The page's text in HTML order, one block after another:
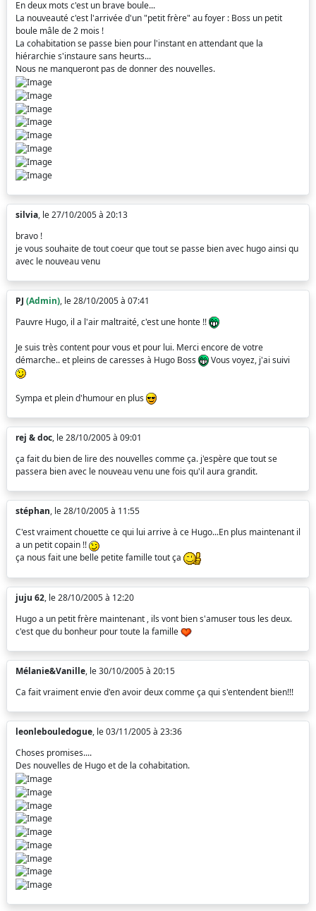
En deux mots c'est un brave boule...
La nouveauté c'est l'arrivée d'un "petit frère" au foyer : Boss un petit
boule mâle de 2 mois !
La cohabitation se passe bien pour l'instant en attendant que la
hiérarchie s'instaure sans heurts...
Nous ne manqueront pas de donner des nouvelles.
silvia, le 27/10/2005 à 20:13
bravo !
je vous souhaite de tout coeur que tout se passe bien avec hugo ainsi qu
avec le nouveau venu
PJ (Admin), le 28/10/2005 à 07:41
Pauvre Hugo, il a l'air maltraité, c'est une honte !!
Je suis très content pour vous et pour lui. Merci encore de votre
démarche.. et pleins de caresses à Hugo Boss
Vous voyez, j'ai suivi
Sympa et plein d'humour en plus
rej & doc, le 28/10/2005 à 09:01
ça fait du bien de lire des nouvelles comme ça. j'espère que tout se
passera bien avec le nouveau venu une fois qu'il aura grandit.
stéphan, le 28/10/2005 à 11:55
C'est vraiment chouette ce qui lui arrive à ce Hugo...En plus maintenant il
a un petit copain !!
ça nous fait une belle petite famille tout ça
juju 62, le 28/10/2005 à 12:20
Hugo a un petit frère maintenant , ils vont bien s'amuser tous les deux.
c'est que du bonheur pour toute la famille
Mélanie&Vanille, le 30/10/2005 à 20:15
Ca fait vraiment envie d'en avoir deux comme ça qui s'entendent bien!!!
leonlebouledogue, le 03/11/2005 à 23:36
Choses promises....
Des nouvelles de Hugo et de la cohabitation.